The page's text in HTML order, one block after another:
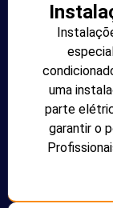
uma
parte
garantir o